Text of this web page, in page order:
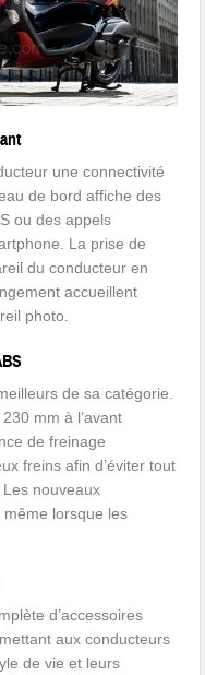
une connectivité
de bord affiche des
ou des appels
La prise de
du conducteur en
accueillent
photo.
de sa catégorie.
mm à l’avant
de freinage
freins afin d’éviter tout
nouveaux
lorsque les
d’accessoires
aux conducteurs
de vie et leurs